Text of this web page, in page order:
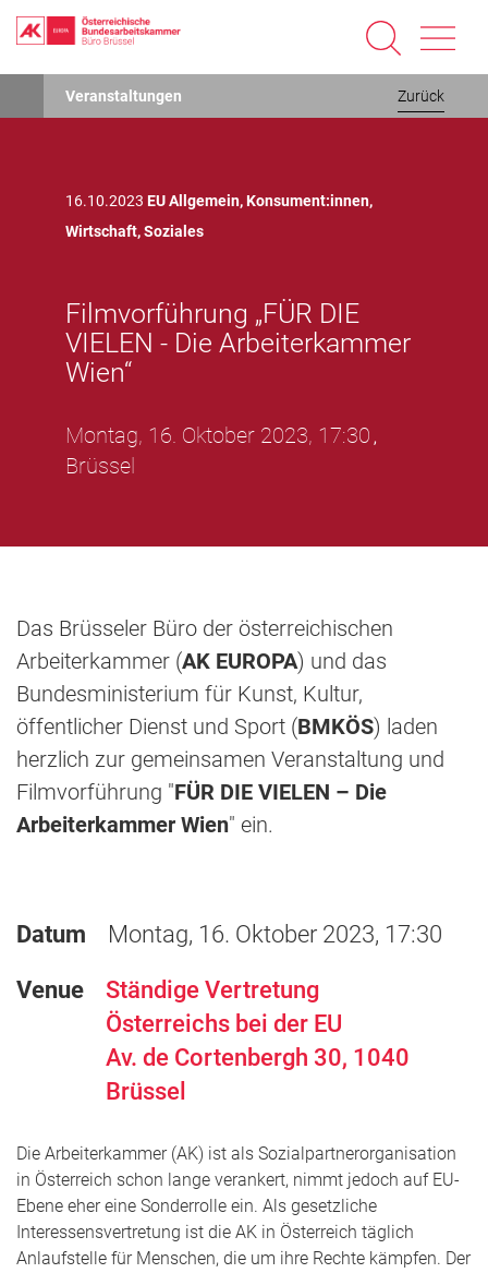
Veranstaltungen Zurück
16.10.2023 EU Allgemein,Konsument:innen,
Wirtschaft,Soziales
Filmvorführung „FÜR DIE
VIELEN - Die Arbeiterkammer
Wien“
Montag, 16. Oktober 2023, 17:30 ,
Brüssel
Das Brüsseler Büro der österreichischen
Arbeiterkammer (AK EUROPA) und das
Bundesministerium für Kunst, Kultur,
öffentlicher Dienst und Sport (BMKÖS) laden
herzlich zur gemeinsamen Veranstaltung und
Filmvorführung "FÜR DIE VIELEN – Die
Arbeiterkammer Wien" ein.
Datum Montag, 16. Oktober 2023, 17:30
Venue
Ständige Vertretung
Österreichs bei der EU
Av. de Cortenbergh 30, 1040
Brüssel
Die Arbeiterkammer (AK) ist als Sozialpartnerorganisation
in Österreich schon lange verankert, nimmt jedoch auf EU-
Ebene eher eine Sonderrolle ein. Als gesetzliche
Interessensvertretung ist die AK in Österreich täglich
Anlaufstelle für Menschen, die um ihre Rechte kämpfen. Der